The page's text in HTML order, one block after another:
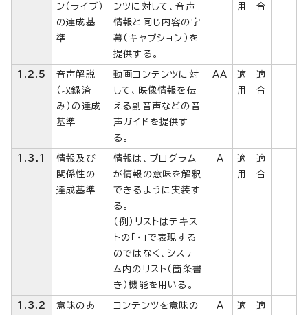
ン（ライブ）
の達成基
準
ンツに対して、音声
情報と同じ内容の字
幕（キャプション）を
提供する。
用
合
1.2.5
音声解説
（収録済
み）の達成
基準
動画コンテンツに対
して、映像情報を伝
える副音声などの音
声ガイドを提供す
る。
AA
適
用
適
合
1.3.1
情報及び
関係性の
達成基準
情報は、プログラム
が情報の意味を解釈
できるように実装す
る。
（例）リストはテキス
トの「・」で表現する
のではなく、システ
ム内のリスト（箇条書
き）機能を用いる。
A
適
用
適
合
1.3.2
意味のあ
コンテンツを意味の
A
適
適